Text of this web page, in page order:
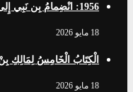
1956: انْضِمامُ بِن نَبِي إِلى جَبْهَةِ التَّحْرِيرِ الوَطَنِيِّ
18 مايو 2026
الْكِتَابُ الْخَامِسُ لِمَالِكِ
18 مايو 2026